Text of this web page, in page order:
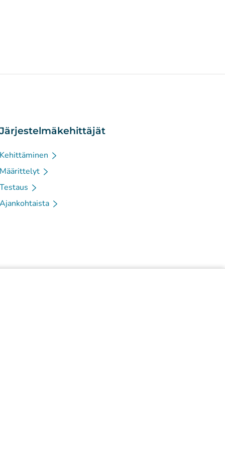
Järjestelmäkehittäjät
Kehittäminen
Määrittelyt
Testaus
Ajankohtaista